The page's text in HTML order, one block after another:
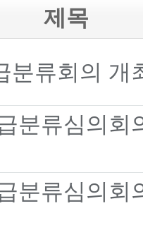
제목
분류회의 개
분류심의회
분류심의회